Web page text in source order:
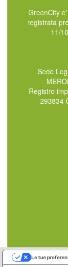
GreenCity
registrata
11/
Sede
Registro
293834
Le tue